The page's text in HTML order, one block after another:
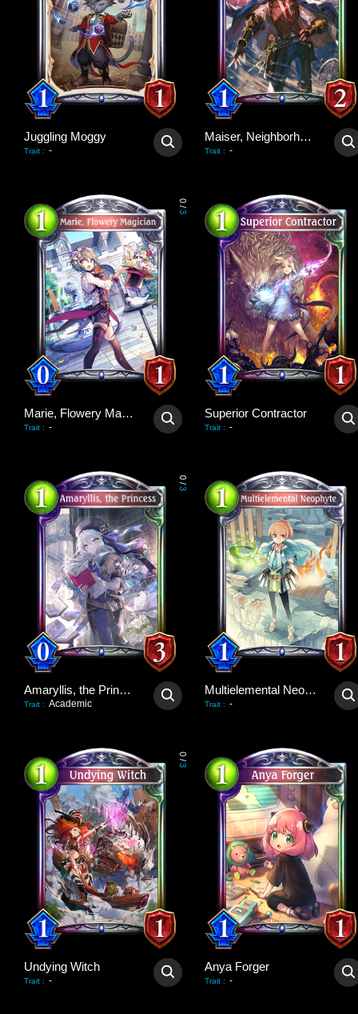
Juggling Moggy
Trait : -
Maiser, Neighborhood Hero
Trait : -
0
/
3
Marie, Flowery Magician
Trait : -
Superior Contractor
Trait : -
0
/
3
Amaryllis, the Princess
Trait : Academic
Multielemental Neophyte
Trait : -
0
/
3
Undying Witch
Trait : -
Anya Forger
Trait : -